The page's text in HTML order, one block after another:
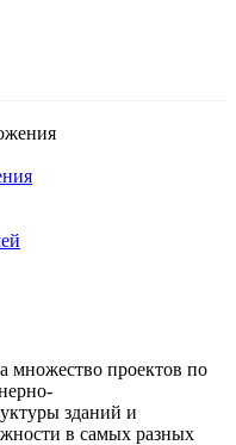
множество проектов по
зданий и
в самых разных